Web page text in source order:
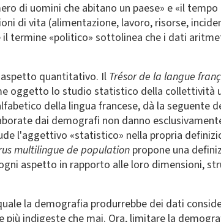
di uomini che abitano un paese» e «il
di vita (alimentazione, lavoro, risorse,
termine «politico» sottolinea che i dati
quantitativo. Il Trésor de la langue
oggetto lo studio statistico della
della lingua francese, dà la
dai demografi non danno
l'aggettivo «statistico» nella propria
multilingue de populationpropone una
aspetto in rapporto alle loro dimensioni,
la demografia produrrebbe dei dati
più indigeste che mai. Ora, limitare la